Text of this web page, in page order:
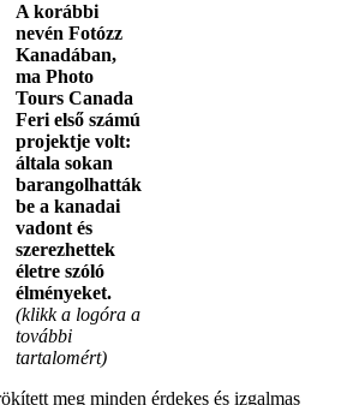
A korábbi
nevén Fotózz
Kanadában,
ma Photo
Tours Canada
Feri első számú
projektje volt:
általa sokan
barangolhatták
be a kanadai
vadont és
szerezhettek
életre szóló
élményeket.
(klikk a logóra a
további
tartalomért)
meg minden érdekes és izgalmas